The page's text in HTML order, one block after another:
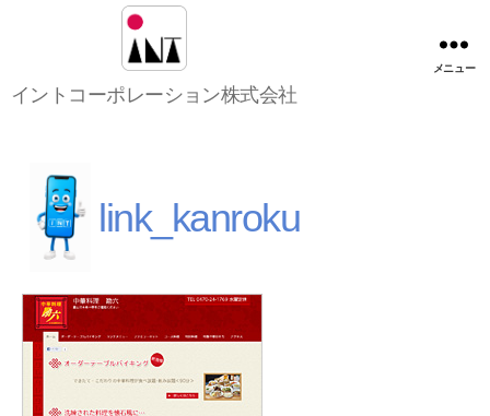
ン
レ
ョ
株
式
会
イントコーポレーション株式会社
メニュー
link_kanroku